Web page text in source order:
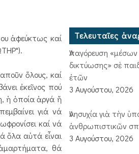
ἀφεύκτως καί
ὅλους, καί
ἐκεῖνος πού
ἡ ὁποία ἀργά ἤ
γιά νά
καί νά
ὅλα αὐτά εἶναι
ἁμαρτήματα, θά
Τελευταῖες
Ἀπαγόρευση «μέσων
δικτύωσης» σὲ
ἐτῶν
3 Αυγούστου, 2026
Ἀνησυχία γιὰ τὴν
ἀνθρωπιστικῶν
3 Αυγούστου, 2026